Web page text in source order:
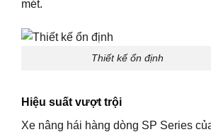
mét.
Thiết kế ổn định
Hiệu suất vượt trội
Xe nâng hái hàng dòng SP Series